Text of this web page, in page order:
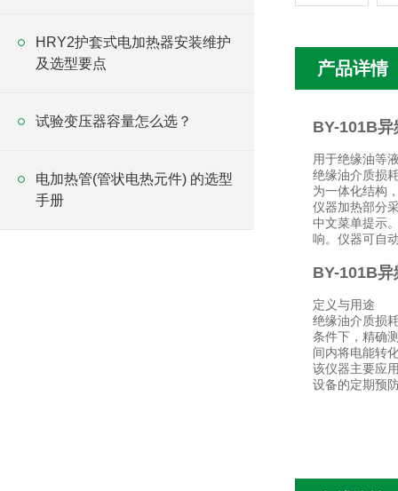
HRY2护套式电加热器安装维护
及选型要点
试验变压器容量怎么选？
电加热管(管状电热元件) 的选型
手册
产品详情
BY-101B
用于绝缘油等
绝缘油介质损
为一体化结构
仪器加热部分
中文菜单提示
响。仪器可自
BY-101B
定义与用途
绝缘油介质损
条件下，精确
间内将电能转
该仪器主要应
设备的定期预